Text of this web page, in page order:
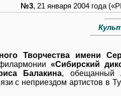
№3, 21 января 2004 года
Творчества имени
филармонии«Сибирский
Балакина, обещанный
с неприездом артистов в